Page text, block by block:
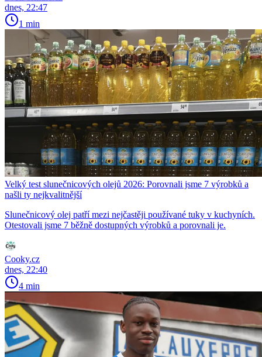
dnes, 22:47
1 min
Velký test slunečnicových olejů 2026: Porovnali jsme 7 výrobků a
našli ty nejkvalitnější
Slunečnicový olej patří mezi nejčastěji používané tuky v kuchyních.
Otestovali jsme 7 běžně dostupných výrobků a porovnali je.
Cooky.cz
dnes, 22:40
4 min